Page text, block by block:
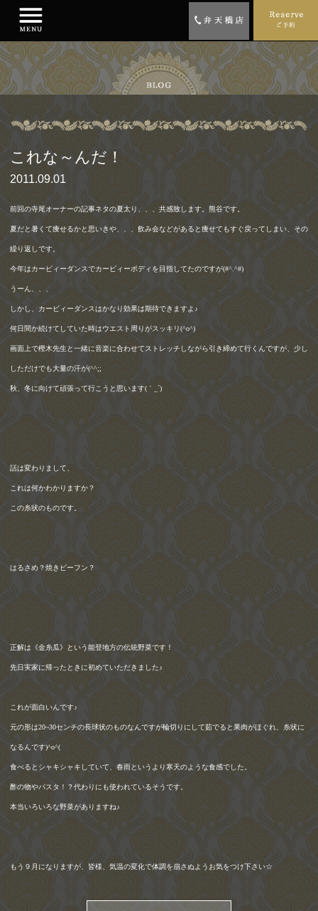
これな～んだ！
2011.09.01
前回の寺尾オーナーの記事ネタの夏太り、、、共感致します。熊谷です。
夏だと暑くて痩せるかと思いきや、、、飲み会などがあると痩せてもすぐ戻ってしまい、その
繰り返しです。
今年はカービィーダンスでカービィーボディを目指してたのですが(#^.^#)
うーん、、、
しかし、カービィーダンスはかなり効果は期待できますよ♪
何日間か続けてしていた時はウエスト周りがスッキリ(^o^)
画面上で樫木先生と一緒に音楽に合わせてストレッチしながら引き締めて行くんですが、少し
しただけでも大量の汗が(^^;;
秋、冬に向けて頑張って行こうと思います( ｀ _ ´)
話は変わりまして、
これは何かわかりますか？
この糸状のものです。
はるさめ？焼きビーフン？
正解は《金糸瓜》という能登地方の伝統野菜です！
先日実家に帰ったときに初めていただきました♪
これが面白いんです♪
元の形は20~30センチの長球状のものなんですが輪切りにして茹でると果肉がほぐれ、糸状に
なるんです)^o^(
食べるとシャキシャキしていて、春雨というより寒天のような食感でした。
酢の物やパスタ！？代わりにも使われているそうです。
本当いろいろな野菜がありますね♪
もう９月になりますが、皆様、気温の変化で体調を崩さぬようお気をつけ下さい☆